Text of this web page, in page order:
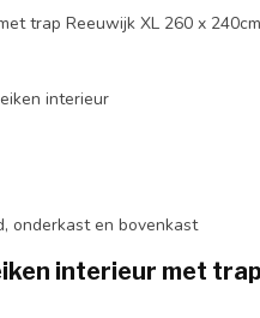
trap Reeuwijk XL 260 x 240cm
interieur
onderkast en bovenkast
interieur met